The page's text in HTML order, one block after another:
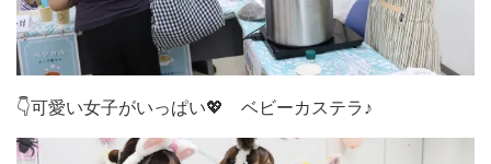
👇可愛い女子がいっぱい💖 ベビーカステラ♪